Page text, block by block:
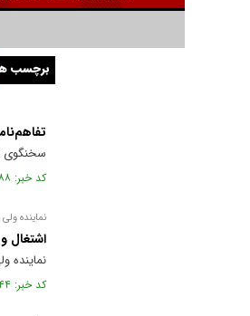
برچسب
تفاهم‌نامه‌ ۳۵ هزار میلیاردی برای توسعه اشتغال در
سخنگوی دولت از امضای
کد خبر: ۱۳۲۷۰۸۸ تاریخ انتشار : ۱۴۰۴/۰۸/۱۳
نماینده
اشتغال
نماینده
کد خبر: ۱۲۹۷۵۴۴ تاریخ انتشار : ۱۴۰۴/۰۲/۲۵